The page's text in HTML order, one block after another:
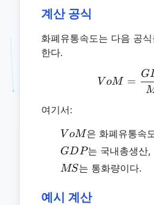
계산 공식
화폐유통속도는 다음 공
한다.
V oM =
G
여기서:
VoM
V oM은 화폐유통속
GDP
GDP는 국내총생산,
MS
MS는 통화량이다.
예시 계산